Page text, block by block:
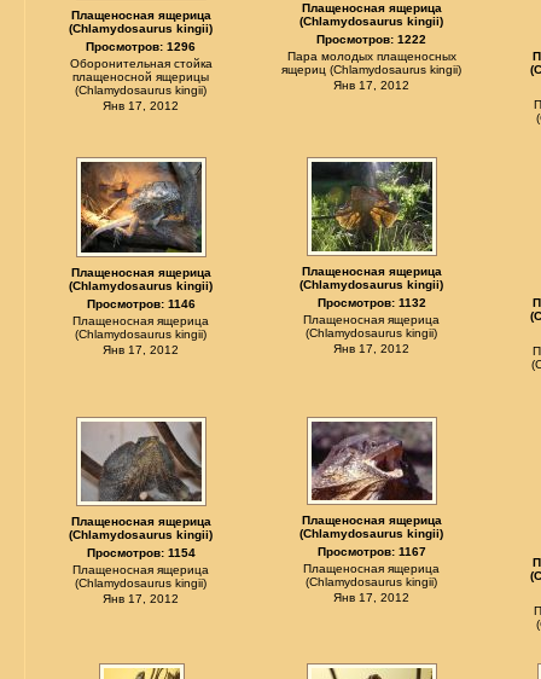
Плащеносная ящерица
(Chlamydosaurus kingii)
Просмотров: 1296
Оборонительная стойка
плащеносной ящерицы
(Chlamydosaurus kingii)
Янв 17, 2012
Плащеносная ящерица
(Chlamydosaurus kingii)
Просмотров: 1222
Пара молодых плащеносных
ящериц (Chlamydosaurus kingii)
Янв 17, 2012
Плащеносная ящерица
(Chlamydosaurus kingii)
Просмотров: 1146
Плащеносная ящерица
(Chlamydosaurus kingii)
Янв 17, 2012
Плащеносная ящерица
(Chlamydosaurus kingii)
Просмотров: 1132
Плащеносная ящерица
(Chlamydosaurus kingii)
Янв 17, 2012
Плащеносная ящерица
(Chlamydosaurus kingii)
Просмотров: 1154
Плащеносная ящерица
(Chlamydosaurus kingii)
Янв 17, 2012
Плащеносная ящерица
(Chlamydosaurus kingii)
Просмотров: 1167
Плащеносная ящерица
(Chlamydosaurus kingii)
Янв 17, 2012